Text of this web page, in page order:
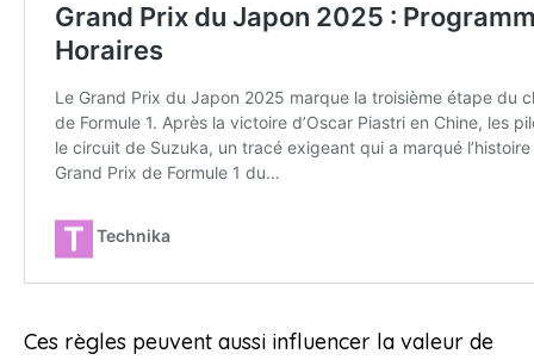
Ces règles peuvent aussi influencer la valeur de